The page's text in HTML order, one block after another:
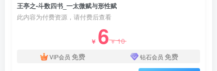
王亭之-斗数四书_一太微赋与形性赋
此内容为付费资源，请付费后查看
￥ 6￥10
VIP会员 免费 钻石会员 免费